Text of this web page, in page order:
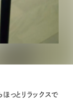
っとリラックスで